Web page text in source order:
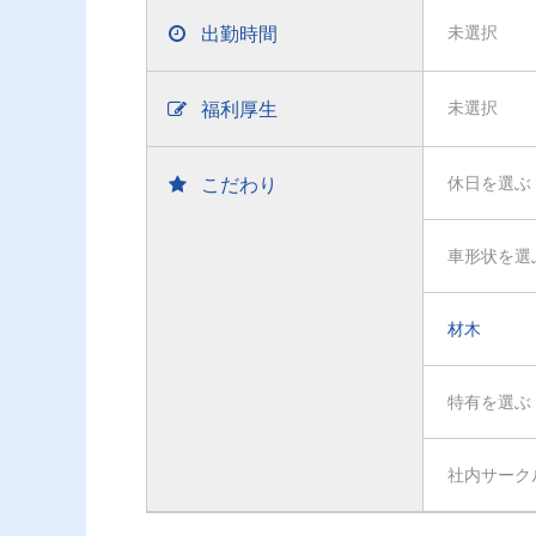
出勤時間 未選択
福利厚生 未選択
こだわり 休日を選ぶ
車形状を選
材木
特有を選ぶ
社内サーク